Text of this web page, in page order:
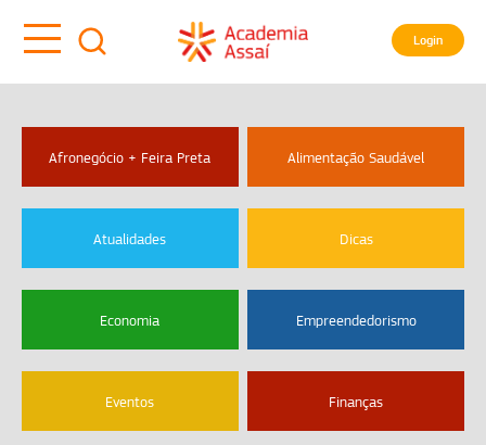
Login
Afronegócio + Feira Preta Alimentação Saudável
Atualidades Dicas
Economia Empreendedorismo
Eventos Finanças